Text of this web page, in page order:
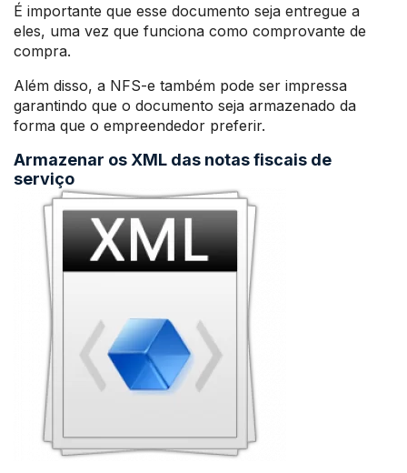
É importante que esse documento seja entregue a
eles, uma vez que funciona como comprovante de
compra.
Além disso, a NFS-e também pode ser impressa
garantindo que o documento seja armazenado da
forma que o empreendedor preferir.
Armazenar os XML das notas fiscais de
serviço